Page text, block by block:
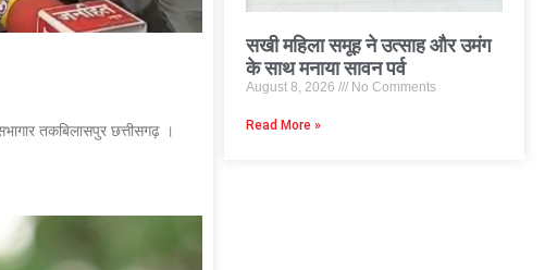
तकबिलासपुर छत्तीसगढ़ ।
सखी महिला समूह ने उत्साह और उमंग
के साथ मनाया सावन पर्व
August 8, 2026 No Comments
Read More »